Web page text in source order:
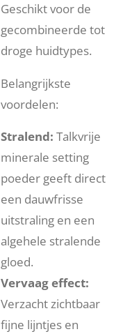
Geschikt voor de
gecombineerde tot
droge huidtypes.
Belangrijkste
voordelen:
Stralend: Talkvrije
minerale setting
poeder geeft direct
een dauwfrisse
uitstraling en een
algehele stralende
gloed.
Vervaag effect:
Verzacht zichtbaar
fijne lijntjes en